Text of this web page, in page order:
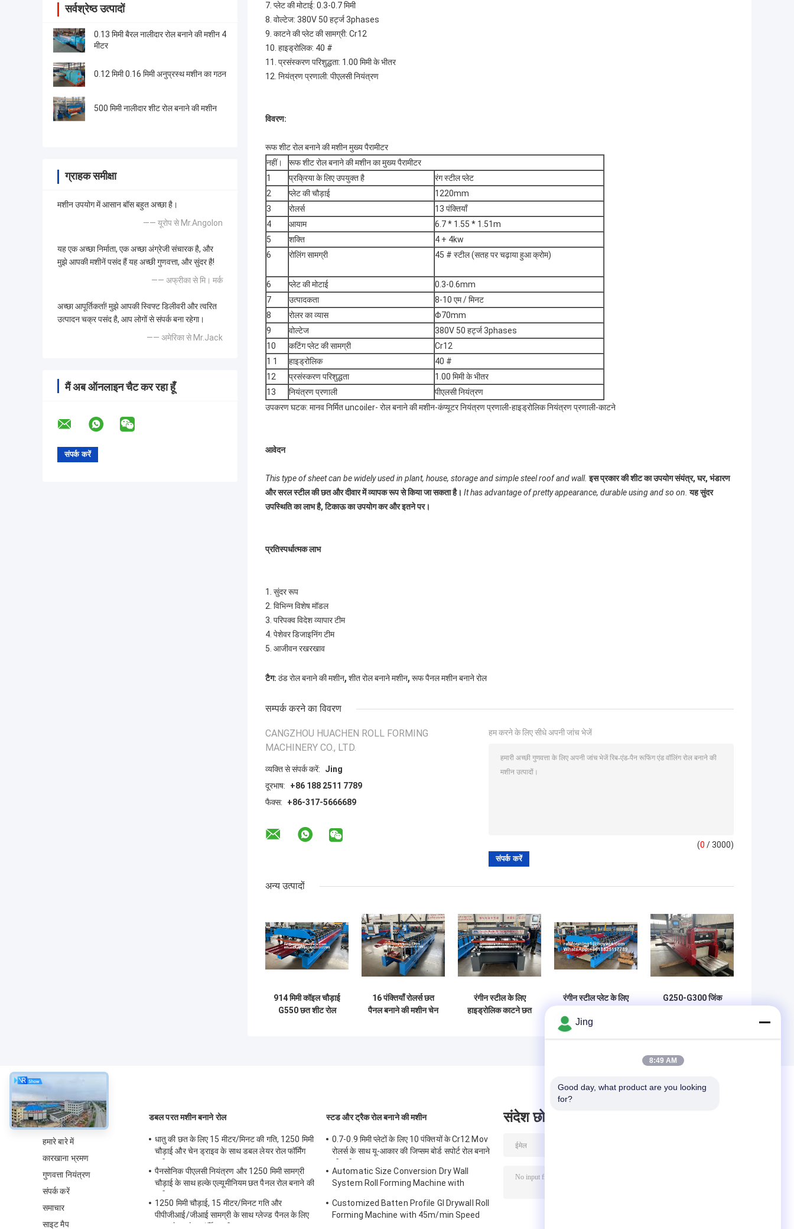
सर्वश्रेष्ठ उत्पादों
0.13 मिमी बैरल नालीदार रोल बनाने की मशीन 4
मीटर
0.12 मिमी 0.16 मिमी अनुप्रस्थ मशीन का गठन
500 मिमी नालीदार शीट रोल बनाने की मशीन
ग्राहक समीक्षा
मशीन उपयोग में आसान बॉस बहुत अच्छा है।
—— यूरोप से Mr.Angolon
यह एक अच्छा निर्माता, एक अच्छा अंग्रेजी संचारक है, और
मुझे आपकी मशीनें पसंद हैं यह अच्छी गुणवत्ता, और सुंदर है!
—— अफ्रीका से मि। मर्क
अच्छा आपूर्तिकर्ता! मुझे आपकी स्विफ्ट डिलीवरी और त्वरित
उत्पादन चक्र पसंद है, आप लोगों से संपर्क बना रहेगा।
—— अमेरिका से Mr.Jack
मैं अब ऑनलाइन चैट कर रहा हूँ
7. प्लेट की मोटाई: 0.3-0.7 मिमी
8. वोल्टेज: 380V 50 हर्ट्ज 3phases
9. काटने की प्लेट की सामग्री: Cr12
10. हाइड्रोलिक: 40 #
11. प्रसंस्करण परिशुद्धता: 1.00 मिमी के भीतर
12. नियंत्रण प्रणाली: पीएलसी नियंत्रण
विवरण:
रूफ शीट रोल बनाने की मशीन मुख्य पैरामीटर
नहीं।
रूफ शीट रोल बनाने की मशीन का मुख्य पैरामीटर
1
प्रक्रिया के लिए उपयुक्त है
रंग स्टील प्लेट
2
प्लेट की चौड़ाई
1220mm
3
रोलर्स
13 पंक्तियाँ
4
आयाम
6.7 * 1.55 * 1.51m
5
शक्ति
4 + 4kw
6
रोलिंग सामग्री 45 # स्टील (सतह पर चढ़ाया हुआ क्रोम)
6 प्लेट की मोटाई
0.3-0.6mm
7
उत्पादकता
8-10 एम / मिनट
8
रोलर का व्यास
Φ70mm
9
वोल्टेज
380V 50 हर्ट्ज 3phases
10
कटिंग प्लेट की सामग्री
Cr12
1 1
हाइड्रोलिक
40 #
12
प्रसंस्करण परिशुद्धता
1.00 मिमी के भीतर
13
नियंत्रण प्रणाली
पीएलसी नियंत्रण
उपकरण घटक: मानव निर्मित uncoiler- रोल बनाने की मशीन-कंप्यूटर नियंत्रण प्रणाली-हाइड्रोलिक नियंत्रण प्रणाली-काटने
आवेदन
This type of sheet can be widely used in plant, house, storage and simple steel roof and wall. इस प्रकार की शीट का उपयोग संयंत्र, घर, भंडारण
और सरल स्टील की छत और दीवार में व्यापक रूप से किया जा सकता है। It has advantage of pretty appearance, durable using and so on. यह सुंदर
उपस्थिति का लाभ है, टिकाऊ का उपयोग कर और इतने पर।
प्रतिस्पर्धात्मक लाभ
1. सुंदर रूप
2. विभिन्न विशेष मॉडल
3. परिपक्व विदेश व्यापार टीम
4. पेशेवर डिजाइनिंग टीम
5. आजीवन रखरखाव
टैग: ठंड रोल बनाने की मशीन, शीत रोल बनाने मशीन, रूफ पैनल मशीन बनाने रोल
सम्पर्क करने का विवरण
CANGZHOU HUACHEN ROLL FORMING
MACHINERY CO., LTD.
व्यक्ति से संपर्क करें:
Jing
दूरभाष:
+86 188 2511 7789
फैक्स:
+86-317-5666689
हम करने के लिए सीधे अपनी जांच भेजें
(0 / 3000)
अन्य उत्पादों
914 मिमी कॉइल चौड़ाई
G550 छत शीट रोल
16 पंक्तियाँ रोलर्स छत
पैनल बनाने की मशीन चेन
रंगीन स्टील के लिए
हाइड्रोलिक काटने छत
रंगीन स्टील प्लेट के लिए
Trapeze 40 रूफिंग
G250-G300 जिंक
के बारे में
हमारे बारे में
कारखाना भ्रमण
गुणवत्ता नियंत्रण
संपर्क करें
समाचार
साइट मैप
डबल परत मशीन बनाने रोल
धातु की छत के लिए 15 मीटर/मिनट की गति, 1250 मिमी
चौड़ाई और चेन ड्राइव के साथ डबल लेयर रोल फॉर्मिंग
पैनसोनिक पीएलसी नियंत्रण और 1250 मिमी सामग्री
चौड़ाई के साथ हल्के एल्यूमीनियम छत पैनल रोल बनाने की
1250 मिमी चौड़ाई, 15 मीटर/मिनट गति और
पीपीजीआई/जीआई सामग्री के साथ ग्लेज्ड पैनल के लिए
स्टड और ट्रैक रोल बनाने की मशीन
0.7-0.9 मिमी प्लेटों के लिए 10 पंक्तियों के Cr12 Mov
रोलर्स के साथ यू-आकार की जिप्सम बोर्ड सपोर्ट रोल बनाने
Automatic Size Conversion Dry Wall
System Roll Forming Machine with
Interface
Customized Batten Profile GI Drywall Roll
Forming Machine with 45m/min Speed
संदेश छोड़ दो
Jing
8:49 AM
Good day, what product are you looking
for?